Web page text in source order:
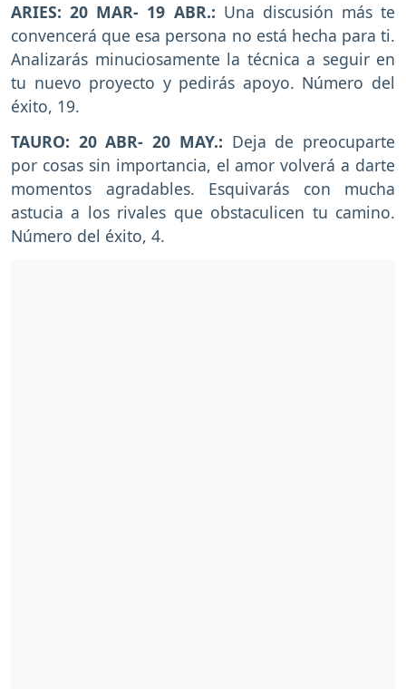
ARIES: 20 MAR- 19 ABR.: Una discusión más te
convencerá que esa persona no está hecha para ti.
Analizarás minuciosamente la técnica a seguir en
tu nuevo proyecto y pedirás apoyo. Número del
éxito, 19.
TAURO: 20 ABR- 20 MAY.: Deja de preocuparte
por cosas sin importancia, el amor volverá a darte
momentos agradables. Esquivarás con mucha
astucia a los rivales que obstaculicen tu camino.
Número del éxito, 4.